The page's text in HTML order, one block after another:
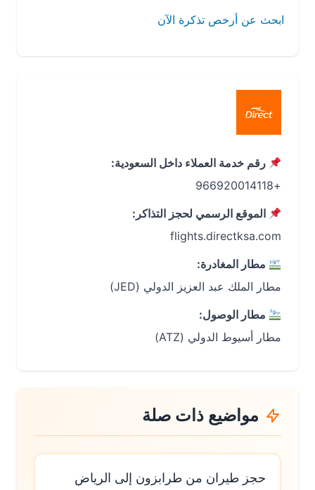
ابحث عن أرخص تذكرة الآن
رقم خدمة العملاء داخل السعودية:
الموقع الرسمي لحجز التذاكر:
flights.directksa.com
مطار المغادرة:
مطار الملك عبد العزيز الدولي (JED)
مطار الوصول:
مطار أسيوط الدولي (ATZ)
مواضيع ذات صلة
حجز طيران من طرابزون إلى الرياض